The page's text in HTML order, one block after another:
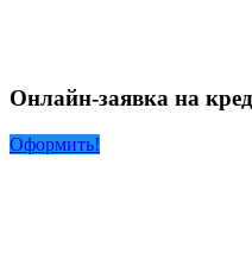
Онлайн-заявка на
Оформить!